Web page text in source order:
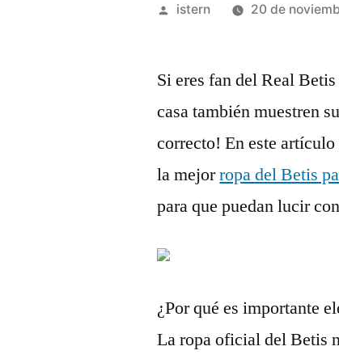
Publicado
istern 20 de
Si eres fan del Real
casa también muestren
correcto! En este
la mejorropa del Betis
para que puedan lucir
¿Por qué es importante
La ropa oficial del Betis